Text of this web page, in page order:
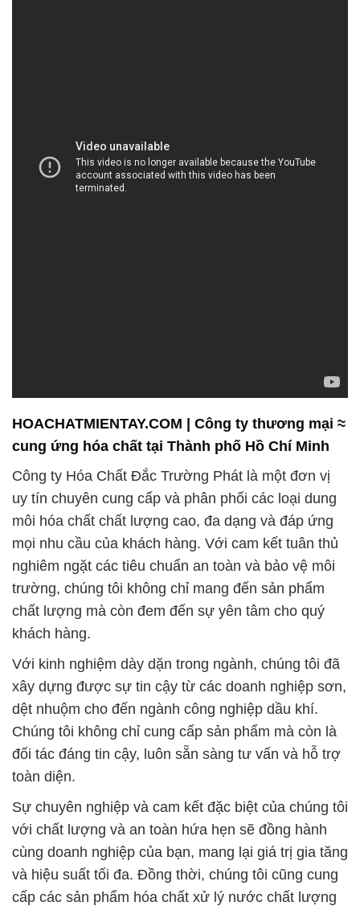
HOACHATMIENTAY.COM | Công ty thương mại ≈
cung ứng hóa chất tại Thành phố Hồ Chí Minh
Công ty Hóa Chất Đắc Trường Phát là một đơn vị
uy tín chuyên cung cấp và phân phối các loại dung
môi hóa chất chất lượng cao, đa dạng và đáp ứng
mọi nhu cầu của khách hàng. Với cam kết tuân thủ
nghiêm ngặt các tiêu chuẩn an toàn và bảo vệ môi
trường, chúng tôi không chỉ mang đến sản phẩm
chất lượng mà còn đem đến sự yên tâm cho quý
khách hàng.
Với kinh nghiệm dày dặn trong ngành, chúng tôi đã
xây dựng được sự tin cậy từ các doanh nghiệp sơn,
dệt nhuộm cho đến ngành công nghiệp dầu khí.
Chúng tôi không chỉ cung cấp sản phẩm mà còn là
đối tác đáng tin cậy, luôn sẵn sàng tư vấn và hỗ trợ
toàn diện.
Sự chuyên nghiệp và cam kết đặc biệt của chúng tôi
với chất lượng và an toàn hứa hẹn sẽ đồng hành
cùng doanh nghiệp của bạn, mang lại giá trị gia tăng
và hiệu suất tối đa. Đồng thời, chúng tôi cũng cung
cấp các sản phẩm hóa chất xử lý nước chất lượng